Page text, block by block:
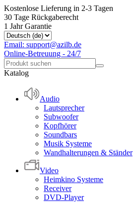
Kostenlose Lieferung in 2-3 Tagen
30 Tage Rückgaberecht
1 Jahr Garantie
Email: support@azilb.de
Online-Betreuung - 24/7
Katalog
Audio
Lautsprecher
Subwoofer
Kopfhörer
Soundbars
Musik Systeme
Wandhalterungen & Ständer
Video
Heimkino Systeme
Receiver
DVD-Player